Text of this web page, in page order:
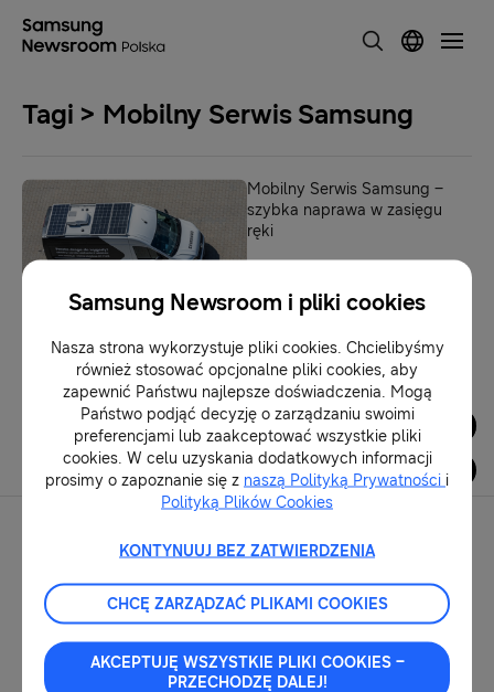
Tagi > Mobilny Serwis Samsung
Mobilny Serwis Samsung –
szybka naprawa w zasięgu
ręki
16-07-2025
1
Dla Mediów
Kontakt Dla Mediów
Nota Prawna
Polityka Prywatności
Samsung Newsroom i pliki cookies
Nasza strona wykorzystuje pliki cookies. Chcielibyśmy
również stosować opcjonalne pliki cookies, aby
zapewnić Państwu najlepsze doświadczenia. Mogą
Państwo podjąć decyzję o zarządzaniu swoimi
preferencjami lub zaakceptować wszystkie pliki
cookies. W celu uzyskania dodatkowych informacji
prosimy o zapoznanie się z naszą Polityką Prywatności i
Polityką Plików Cookies
KONTYNUUJ BEZ ZATWIERDZENIA
CHCĘ ZARZĄDZAĆ PLIKAMI COOKIES
AKCEPTUJĘ WSZYSTKIE PLIKI COOKIES –
PRZECHODZĘ DALEJ!